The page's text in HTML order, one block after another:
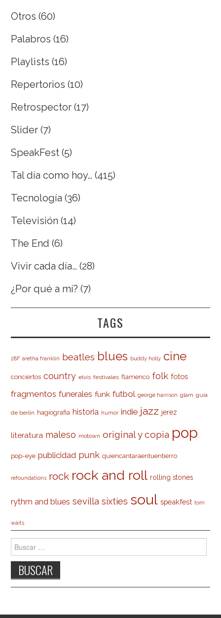
Otros (60)
Palabros (16)
Playlists (16)
Repertorios (10)
Retrospector (17)
Slider (7)
SpeakFest (5)
Tal día como hoy… (415)
Tecnología (36)
Televisión (14)
The End (6)
Vivir cada día… (28)
¿Por qué a mí? (7)
TAGS
28F aretha franklin beatles blues buddy holly cine
conciertos country elvis festivales flamenco folk fotos
fragmentos funerales funk futbol george harrison glam guía
de berlín hagiografia historia humor indie jazz jerez
literatura maleso motown original y copia pop
pop-eye publicidad punk quiencantaraentuentierro
refoundations rock rock and roll rolling stones
rythm and blues sevilla sixties soul speakfest tom
waits
Buscar: